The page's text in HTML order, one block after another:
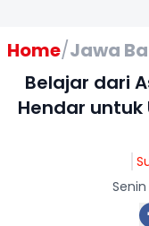
Home/Jawa
Belajar dari
Hendar untuk
Senin